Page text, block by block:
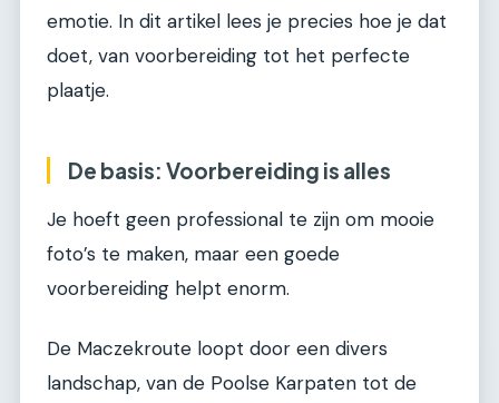
emotie. In dit artikel lees je precies hoe je dat
doet, van voorbereiding tot het perfecte
plaatje.
De basis: Voorbereiding is alles
Je hoeft geen professional te zijn om mooie
foto’s te maken, maar een goede
voorbereiding helpt enorm.
De Maczekroute loopt door een divers
landschap, van de Poolse Karpaten tot de